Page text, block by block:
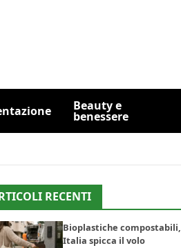
Beauty e
benessere
RECENTI
Bioplastiche
Italia spicca il volo